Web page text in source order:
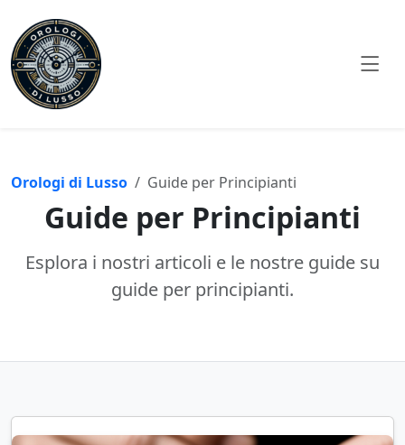
Orologi di Lusso Guide per Principianti
Guide per Principianti
Esplora i nostri articoli e le nostre guide su
guide per principianti.